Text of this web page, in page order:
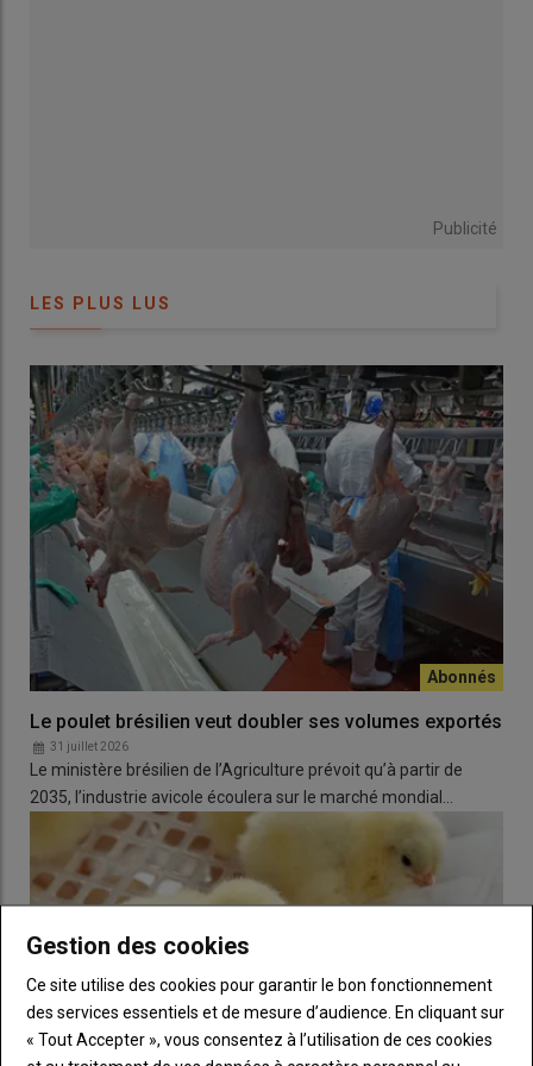
Les exportations également ont repris des couleurs. Elles sont
Mais si l’on regarde en arrière, le niveau de production de
atteint en 2025, en retrait de 10 % (- 6% en poulet) sur six mois.
C’est
« une nouvelle dynamique encourageante et un large
potentiel encore à exploiter pour retrouver le niveau de
production de 2019 », conclut le Synalaf.
Publicité
LES PLUS LUS
Le poulet brésilien veut doubler ses volumes exportés
31 juillet 2026
Le ministère brésilien de l’Agriculture prévoit qu’à partir de
2035, l’industrie avicole écoulera sur le marché mondial…
Gestion des cookies
Ce site utilise des cookies pour garantir le bon fonctionnement
des services essentiels et de mesure d’audience. En cliquant sur
« Tout Accepter », vous consentez à l’utilisation de ces cookies